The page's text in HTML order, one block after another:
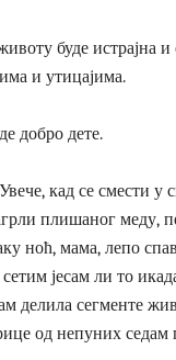
буде истрајна и
и утицајима.
добро дете.
кад се смести у
плишаног меду,
ноћ, мама, лепо
јесам ли то
делила сегменте
од непуних седам